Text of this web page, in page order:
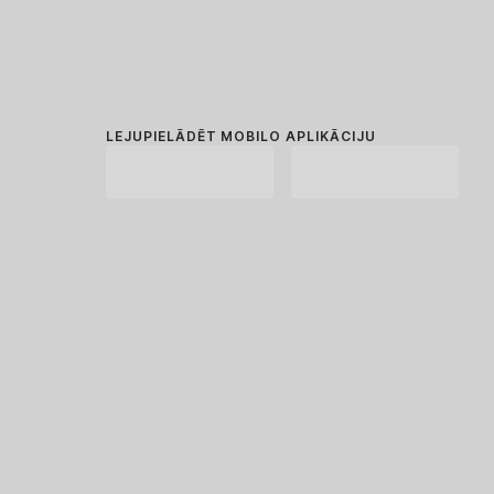
LEJUPIELĀDĒT MOBILO APLIKĀCIJU